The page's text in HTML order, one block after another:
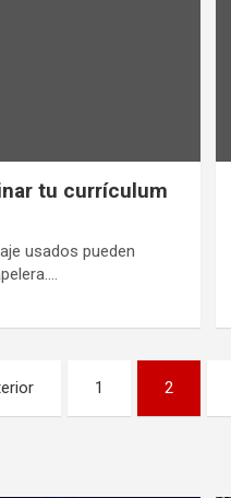
tu currículum
usados pueden
1 2